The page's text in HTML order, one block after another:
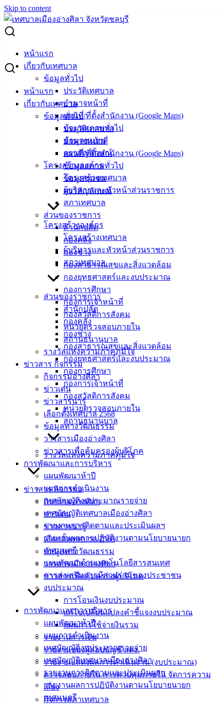
Skip to content
หน้าแรก
เกี่ยวกับเทศบาล
ข้อมูลทั่วไป
ประวัติเทศบาล
อำนาจหน้าที่
แผนที่/ที่ตั้งสำนักงาน (Google Maps)
ข้อมูลสภาพทั่วไป
ข้อมูลชุมชน
ตราสัญลักษณ์
โครงสร้างองค์กร
โครงสร้างเทศบาล
ผู้บริหารและหัวหน้าส่วนราชการ
สภาเทศบาล
ส่วนของราชการ
สำนักปลัด
กองคลัง
กองช่าง
กองสาธารณสุขและสิ่งแวดล้อม
กองยุทธศาสตร์และงบประมาณ
กองการศึกษา
กองการเจ้าหน้าที่
กองสวัสดิการสังคม
หน่วยตรวจสอบภายใน
สถานธนานุบาล
รางวัลแห่งความภาคภูมิใจ
ข่าวสาร กิจกรรม
กิจกรรมอ่างศิลา
ข่าวเด่น
ข่าวสารน่ารู้
เลือกตั้งเทศบาล 2568
ข้อมูลทางวัฒนธรรม
วารสารเมืองอ่างศิลา
ข่าวสารเพื่อคุ้มครองผู้บริโภค
การพัฒนาและการบริหาร
แผนพัฒนาห้าปี
แผนการดำเนินงาน
เทศบัญญัติงบประมาณรายจ่าย
เทศบัญญัติเทศบาลเมืองอ่างศิลา
รายงานการติดตามและประเมินผลฯ
รายงานผลการปฏิบัติงานตามนโยบายนายก
เทศมนตรี
แผนพัฒนาด้านเทคโนโลยีสารสนเทศ
การส่งเสริมการมีส่วนร่วมของประชาชน
งบประมาณ
การโอนเงินงบประมาณ
แก้ไขเปลี่ยนแปลงคำชี้แจงงบประมาณ
แผนการใช้จ่ายงินรวม
รายงานการเงิน
รายงานของผู้สอบบัญชี สตง.
รายงานแสดงผลการดำเนินงาน (งบประมาณ)
ตรวจสอบภายใน การควบคุมภายใน จัดการความ
เสี่ยง
กิจการสภาเทศบาล
หน้าแรก
เกี่ยวกับเทศบาล
ข้อมูลทั่วไป
ประวัติเทศบาล
อำนาจหน้าที่
แผนที่/ที่ตั้งสำนักงาน (Google Maps)
ข้อมูลสภาพทั่วไป
ข้อมูลชุมชน
ตราสัญลักษณ์
โครงสร้างองค์กร
โครงสร้างเทศบาล
ผู้บริหารและหัวหน้าส่วนราชการ
สภาเทศบาล
ส่วนของราชการ
สำนักปลัด
กองคลัง
กองช่าง
กองสาธารณสุขและสิ่งแวดล้อม
กองยุทธศาสตร์และงบประมาณ
กองการศึกษา
กองการเจ้าหน้าที่
กองสวัสดิการสังคม
หน่วยตรวจสอบภายใน
สถานธนานุบาล
รางวัลแห่งความภาคภูมิใจ
ข่าวสาร กิจกรรม
กิจกรรมอ่างศิลา
ข่าวเด่น
ข่าวสารน่ารู้
เลือกตั้งเทศบาล 2568
ข้อมูลทางวัฒนธรรม
วารสารเมืองอ่างศิลา
ข่าวสารเพื่อคุ้มครองผู้บริโภค
การพัฒนาและการบริหาร
แผนพัฒนาห้าปี
แผนการดำเนินงาน
เทศบัญญัติงบประมาณรายจ่าย
เทศบัญญัติเทศบาลเมืองอ่างศิลา
รายงานการติดตามและประเมินผลฯ
รายงานผลการปฏิบัติงานตามนโยบายนายก
เทศมนตรี
Search for:
ผู้ชนะการเสนอราคา ซ่อมรถ JCB ทะเบียน ตค4532
ผู้ชนะการเสนอราคา ซ่อมรถ JCB ทะเบียน
ตค4532
กุมภาพันธ์ 19, 2024กุมภาพันธ์ 19, 2024
ประกาศผู้ชนะ
ดาวน์โหลด
อ่างศิลา 90/338
อ.เมือง จ.ชลบุรี
บริการ
ประชาชน
ดาวน์โหลด
ฟอร์ม,
เอกสาร
คู่มือ
สำหรับ
ประชาชน/
คู่มือการ
ข่าวสาร
ข่าวสาร
อิเล็กทรอนิกส์
องค์
ความรู้
(Knowledge
Management)
เทศบาล